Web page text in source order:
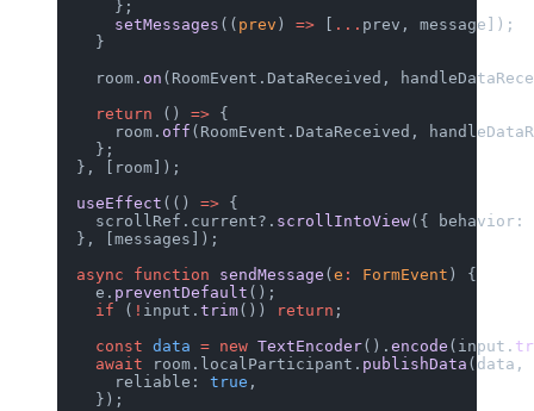
      };
      setMessages
(( prev ) => [ ... prev, message]);
    }
    room.
on (RoomEvent.DataReceived,
    return
() => {
      room.
off (RoomEvent.DataReceived,
    };
  }, [room]);
  useEffect
(() => {
    scrollRef.current?.
scrollIntoView ({
  }, [messages]);
  async
function sendMessage ( e FormEvent
) {
    e.
preventDefault ();
    if
( !input. trim ()) return
    const
data = new TextEncoder ().encode (input.
    await
room.localParticipant.publishData
      reliable:
true
    });